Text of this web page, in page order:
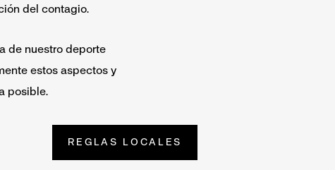
del contagio.
de nuestro deporte
estos aspectos y
posible.
REGLAS LOCALES